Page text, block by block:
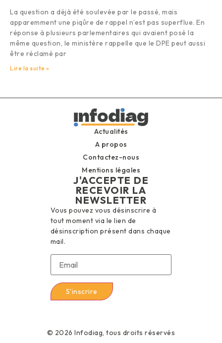
La question a déjà été soulevée par le passé, mais
apparemment une piqûre de rappel n’est pas superflue. En
réponse à plusieurs parlementaires qui avaient posé la
même question, le ministère rappelle que le DPE peut aussi
être réclamé par
Lire la suite »
Actualités
A propos
Contactez-nous
Mentions légales
J'ACCEPTE DE
RECEVOIR LA
NEWSLETTER
Vous pouvez vous désinscrire à
tout moment via le lien de
désinscription présent dans chaque
mail.
© 2026 Infodiag, tous droits réservés